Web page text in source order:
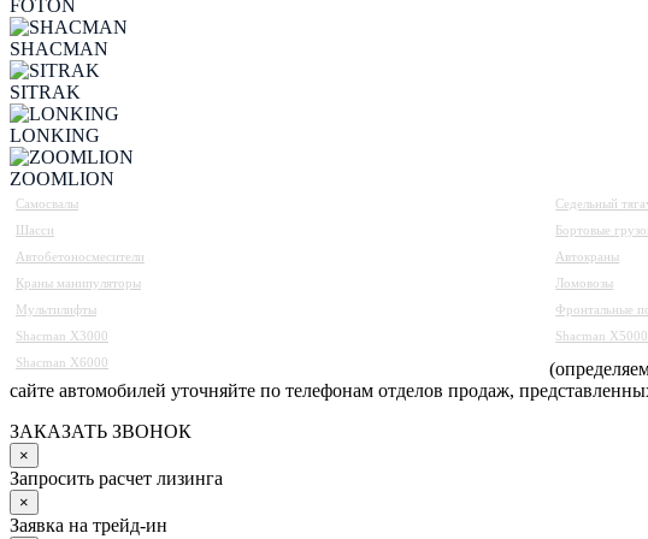
FOTON
SHACMAN
SITRAK
LONKING
ZOOMLION
Самосвалы
Седельный
Шасси
Бортовые
Автобетоносмесители
Автокраны
Краны манипуляторы
Ломовозы
Мультилифты
Фронтальные
Shacman X3000
Shacman X5000
Shacman X6000
сайте автомобилей уточняйте по телефонам отделов продаж,
ЗАКАЗАТЬ ЗВОНОК
×
Запросить расчет лизинга
×
Заявка на трейд-ин